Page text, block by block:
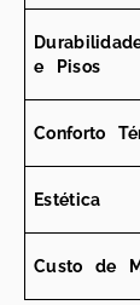
e Pisos
Conforto
Estética
Custo de